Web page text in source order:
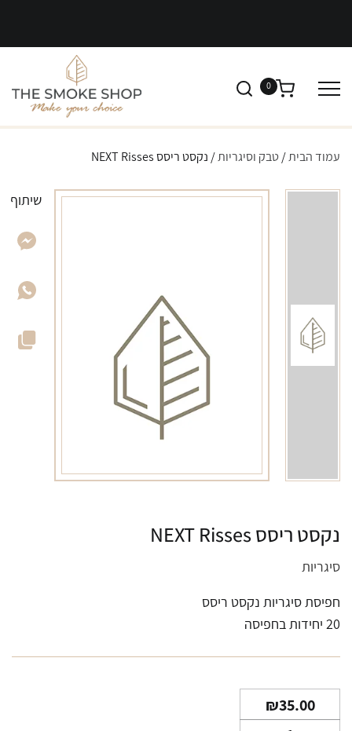
0
עמוד הבית/טבק וסיגריות/ נקסט ריסס NEXT Risses
נקסט ריסס NEXT Risses
סיגריות
חפיסת סיגריות נקסט ריסס
20 יחידות בחפיסה
₪35.00
שיתוף